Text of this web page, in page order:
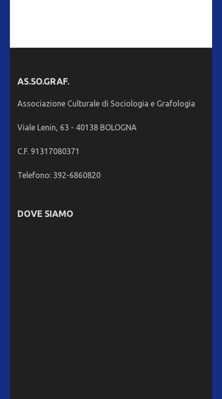
AS.SO.GRAF.
Associazione Culturale di Sociologia e Grafologia
Viale Lenin, 63 - 40138 BOLOGNA
C.F. 91317080371
Telefono: 392-6860820
DOVE SIAMO